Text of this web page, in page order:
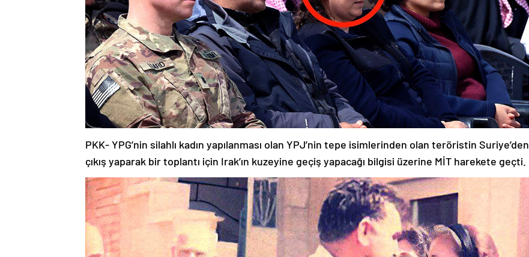
PKK- YPG’nin silahlı kadın yapılanması olan YPJ’nin tepe isimlerinden olan teröristin Suriye’den
çıkış yaparak bir toplantı için Irak’ın kuzeyine geçiş yapacağı bilgisi üzerine MİT harekete geçti.